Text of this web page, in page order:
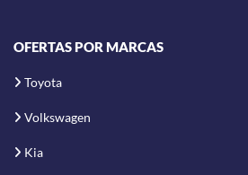
OFERTAS POR MARCAS
Toyota
Volkswagen
Kia